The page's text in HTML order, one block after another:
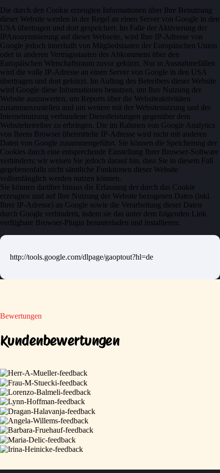
Die durch den Cookie erzeugten Informationen über Ihre Benutzung
dieser Website werden in der Regel an einen Server von Google in den
USA übertragen und dort gespeichert. Im Falle der Aktivierung der
IPAnonymisierung auf dieser Webseite, wird Ihre IP-Adresse von
Google jedoch innerhalb von Mitgliedstaaten der Europäischen Union
oder in anderen Vertragsstaaten des Abkommens über den
Europäischen Wirtschaftsraum zuvor gekürzt. Nur in Ausnahmefällen
wird die volle IP-Adresse an einen Server von Google in den USA
übertragen und dort gekürzt. Im Auftrag des Betreibers dieser Website
wird Google diese Informationen benutzen, um Ihre Nutzung der
Website auszuwerten, um Reports über die Websiteaktivitäten
zusammenzustellen und um weitere mit der Websitenutzung und der
Internetnutzung verbundene Dienstleistungen gegenüber dem
Websitebetreiber zu erbringen. Die im Rahmen von Google Analytics
von Ihrem Browser übermittelte IP-Adresse wird nicht mit anderen
Daten von Google zusammengeführt. Sie können die Speicherung der
Cookies durch eine entsprechende Einstellung Ihrer Browser-Software
verhindern; wir weisen Sie jedoch darauf hin, dass Sie in diesem Fall
gegebenenfalls nicht sämtliche Funktionen dieser Website
vollumfänglich werden nutzen können.
Sie können darüber hinaus die Erfassung der durch das Cookie
erzeugten und auf Ihre Nutzung der Website bezogenen Daten (inkl.
Ihrer IP-Adresse) an Google sowie die Verarbeitung dieser Daten
durch Google verhindern, indem sie das unter dem folgenden Link
verfügbare Browser-Plugin herunterladen und installieren:
http://tools.google.com/dlpage/gaoptout?hl=de
Bewertungen
Kundenbewertungen